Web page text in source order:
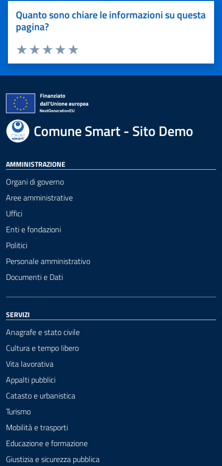
Quanto sono chiare le informazioni su questa
pagina?
Valuta 5 stelle su 5
Valuta 4 stelle su 5
Valuta 3 stelle su 5
Valuta 2 stelle su 5
Valuta 1 stelle su 5
Comune Smart - Sito Demo
AMMINISTRAZIONE
Organi di governo
Aree amministrative
Uffici
Enti e fondazioni
Politici
Personale amministrativo
Documenti e Dati
SERVIZI
Anagrafe e stato civile
Cultura e tempo libero
Vita lavorativa
Appalti pubblici
Catasto e urbanistica
Turismo
Mobilità e trasporti
Educazione e formazione
Giustizia e sicurezza pubblica